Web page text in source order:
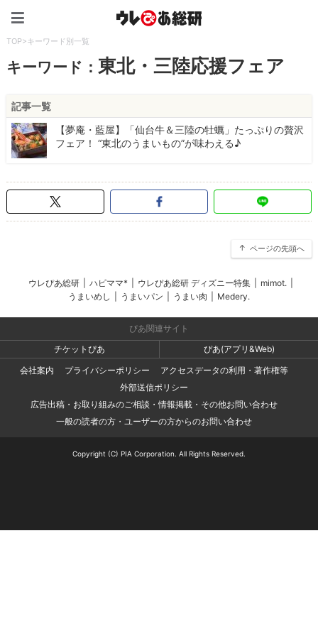
TOP>キーワード別一覧
キーワード：東北・三陸応援フェア
記事一覧
【夢庵・藍屋】「仙台牛＆三陸の牡蠣」たっぷりの贅沢
フェア！ “東北のうまいもの”が味わえる♪
ページの先頭へ
ウレぴあ総研 ハピママ* ウレぴあ総研 ディズニー特集 mimot.
うまいめし
うまいパン うまい肉 Medery.
ぴあ関連サイト
チケットぴあ
ぴあ(アプリ&Web)
会社案内
プライバシーポリシー
アクセスデータの利用・著作権等
外部送信ポリシー
広告出稿・お取り組みのご相談・情報掲載・その他お問い合わせ
一般の読者の方・ユーザーの方からのお問い合わせ
Copyright (C) PIA Corporation. All Rights Reserved.